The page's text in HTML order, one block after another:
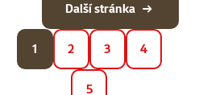
1 2 3 4
5
Další stránka